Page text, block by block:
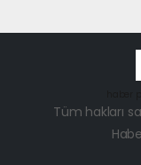
Tüm hakları